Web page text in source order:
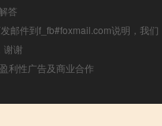
答
邮件到f_fb#foxmail.com说明，我们
谢谢
利性广告及商业合作